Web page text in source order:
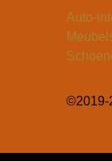
Auto-
©2019-